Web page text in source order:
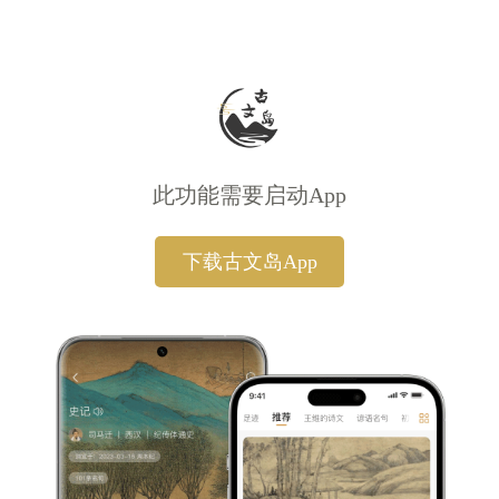
此功能需要启动App
下载古文岛App